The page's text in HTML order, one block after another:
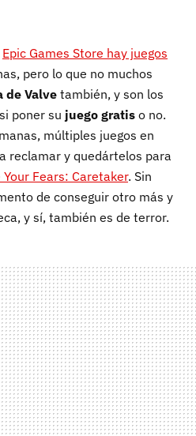
Epic Games Store hay juegos
pero lo que no muchos
de Valve también, y son los
poner su juego gratis o no.
múltiples juegos en
reclamar y quedártelos para
Your Fears: Caretaker. Sin
de conseguir otro más y
y sí, también es de terror.